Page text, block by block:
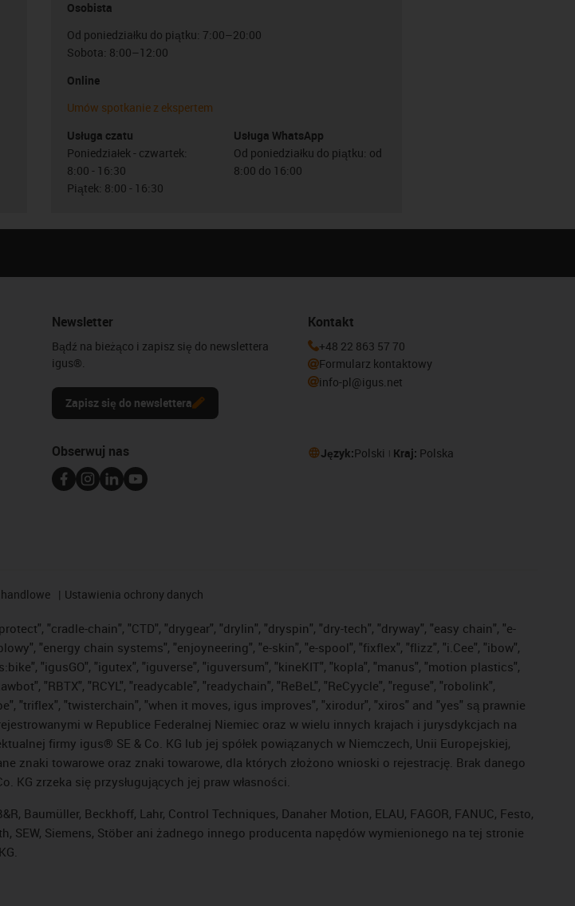
Osobista
Od poniedziałku do piątku: 7:00–20:00
Sobota: 8:00–12:00
Online
Umów spotkanie z ekspertem
Usługa czatu
Poniedziałek - czwartek:
8:00 - 16:30
Piątek: 8:00 - 16:30
Usługa WhatsApp
Od poniedziałku do piątku: od
8:00 do 16:00
Newsletter
Bądź na bieżąco i zapisz się do newslettera
igus®.
Zapisz się do newslettera
Kontakt
+48 22 863 57 70
Formularz kontaktowy
info-pl@igus.net
Obserwuj nas Język:Polski Kraj: Polska
Ustawienia ochrony danych
"cradle-chain", "CTD", "drygear", "drylin", "dryspin", "dry-tech", "dryway", "easy chain", "e-
"energy chain systems", "enjoyneering", "e-skin", "e-spool", "fixflex", "flizz", "i.Cee", "ibow",
"igusGO", "igutex", "iguverse", "iguversum", "kineKIT", "kopla", "manus", "motion plastics",
"RBTX", "RCYL", "readycable", "readychain", "ReBeL", "ReCyycle", "reguse", "robolink",
"triflex", "twisterchain", "when it moves, igus improves", "xirodur", "xiros" and "yes" są prawnie
w Republice Federalnej Niemiec oraz w wielu innych krajach i jurysdykcjach na
firmy igus® SE & Co. KG lub jej spółek powiązanych w Niemczech, Unii Europejskiej,
znaki towarowe oraz znaki towarowe, dla których złożono wnioski o rejestrację. Brak danego
zrzeka się przysługujących jej praw własności.
Baumüller, Beckhoff, Lahr, Control Techniques, Danaher Motion, ELAU, FAGOR, FANUC, Festo,
SEW, Siemens, Stöber ani żadnego innego producenta napędów wymienionego na tej stronie